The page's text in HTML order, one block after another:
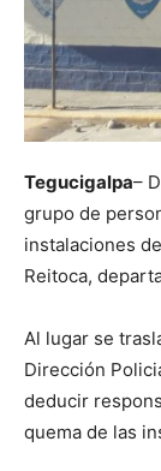
Tegucigalpa–
grupo de
instalaciones
Reitoca,
Al lugar se
Dirección
deducir
quema de las